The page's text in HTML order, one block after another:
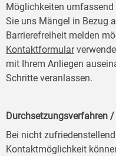
Möglichkeiten
Sie uns Mängel in Bezug
Barrierefreiheit melden
Kontaktformular
mit Ihrem Anliegen
Schritte veranlassen.
Durchsetzungsverfahren
Bei nicht
Kontaktmöglichkeit